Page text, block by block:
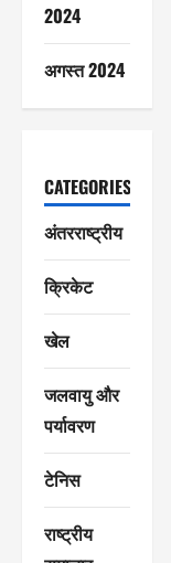
2024
अगस्त 2024
CATEGORIES
अंतरराष्ट्रीय
क्रिकेट
खेल
जलवायु और
पर्यावरण
टेनिस
राष्ट्रीय